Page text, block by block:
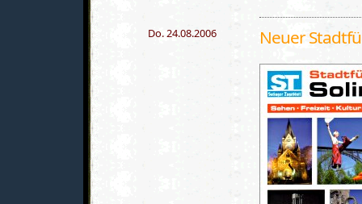
Do. 24.08.2006 Neuer